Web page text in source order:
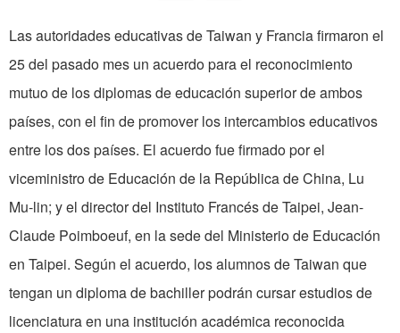
Las autoridades educativas de Taiwan y Francia firmaron el
25 del pasado mes un acuerdo para el reconocimiento
mutuo de los diplomas de educación superior de ambos
países, con el fin de promover los intercambios educativos
entre los dos países. El acuerdo fue firmado por el
viceministro de Educación de la República de China, Lu
Mu-lin; y el director del Instituto Francés de Taipei, Jean-
Claude Poimboeuf, en la sede del Ministerio de Educación
en Taipei. Según el acuerdo, los alumnos de Taiwan que
tengan un diploma de bachiller podrán cursar estudios de
licenciatura en una institución académica reconocida